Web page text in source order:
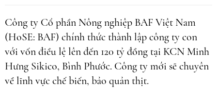
Công ty Cổ phần Nông nghiệp BAF Việt Nam
(HoSE: BAF) chính thức thành lập công ty con
với vốn điều lệ lên đến 120 tỷ đồng tại KCN Minh
Hưng Sikico, Bình Phước. Công ty mới sẽ chuyên
về lĩnh vực chế biến, bảo quản thịt.